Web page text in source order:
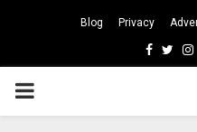
Blog Privacy
PRIMARY